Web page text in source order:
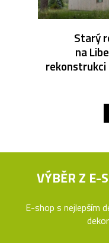
Starý
na
VÝBĚR Z E-
E-shop s nejlepším